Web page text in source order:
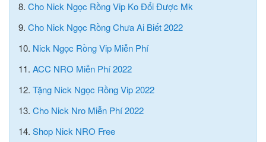
8. Cho Nick Ngọc Rồng Vip Ko Đổi Được Mk
9. Cho Nick Ngọc Rồng Chưa Ai Biết 2022
10. Nick Ngọc Rồng Vip Miễn Phí
11. ACC NRO Miễn Phí 2022
12. Tặng Nick Ngọc Rồng Vip 2022
13. Cho Nick Nro Miễn Phí 2022
14. Shop Nick NRO Free